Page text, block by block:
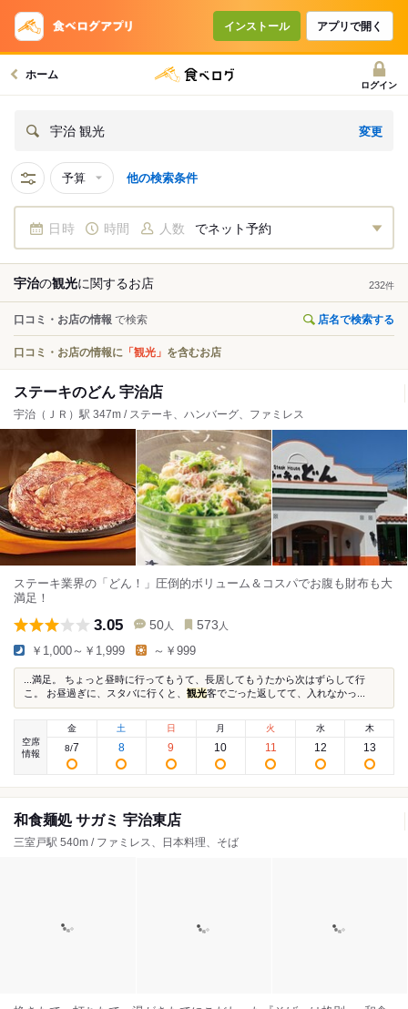
インストール アプリで開く
ホーム
ログイン
宇治 観光 変更
予算 他の検索条件
日時 時間 人数 でネット予約
宇治の観光に関するお店 232件
口コミ・お店の情報 で検索 店名で検索する
口コミ・お店の情報に 「観光」 を含むお店
ステーキのどん 宇治店
宇治（ＪＲ）駅 347m / ステーキ、ハンバーグ、ファミレス
ステーキ業界の「どん！」圧倒的ボリューム＆コスパでお腹も財布も大
満足！
3.05 50 人 573 人
￥1,000～￥1,999 ～￥999
...満足。 ちょっと昼時に行ってもうて、長居してもうたから次はずらして行
こ。 お昼過ぎに、スタバに行くと、 観光客でごった返してて、入れなかっ...
空席
情報
金
8/7
土
8
日
9
月
10
火
11
水
12
木
13
和食麺処 サガミ 宇治東店
三室戸駅 540m / ファミレス、日本料理、そば